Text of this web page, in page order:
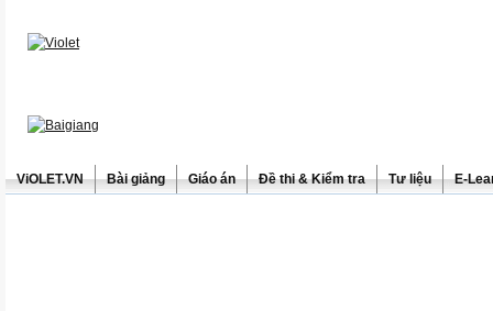
ViOLET.VN Bài giảng Giáo án Đề thi & Kiểm tra Tư liệu E-